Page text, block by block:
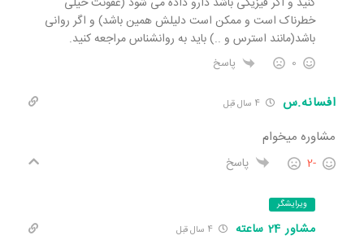
خطرناک است و ممکن است دلیلش همین باشد) و اگر روانی
باشد(مانند استرس و ..) باید به روانشناس مراجعه کنید.
0 پاسخ
افسانه.س 4 سال قبل
مشاوره میخوام
-2 پاسخ
ویرایشگر
مشاور 24 ساعته 4 سال قبل